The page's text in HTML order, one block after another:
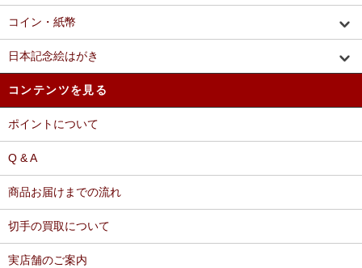
コイン・紙幣
日本記念絵はがき
コンテンツを見る
ポイントについて
Q & A
商品お届けまでの流れ
切手の買取について
実店舗のご案内